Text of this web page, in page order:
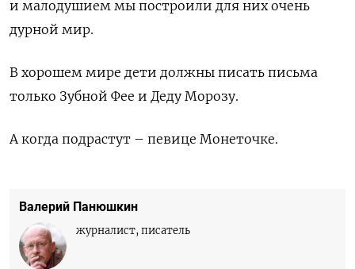
и малодушием мы построили для них очень
дурной мир.
В хорошем мире дети должны писать письма
только Зубной Фее и Деду Морозу.
А когда подрастут – певице Монеточке.
Валерий Панюшкин
журналист, писатель